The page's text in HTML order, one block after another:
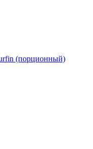
(порционный)